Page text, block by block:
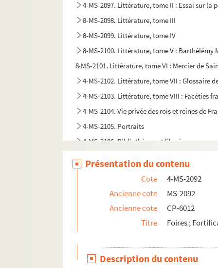
4-MS-2097. Littérature, tome II : Essai sur la
8-MS-2098. Littérature, tome III
8-MS-2099. Littérature, tome IV
8-MS-2100. Littérature, tome V :
8-MS-2101. Littérature, tome VI : Mercier de
4-MS-2102. Littérature, tome VII : Glossaire
4-MS-2103. Littérature, tome VIII : Facéties
4-MS-2104. Vie privée des rois et reines de
4-MS-2105. Portraits
4-MS-2106. Bibliothèque et libraires
4-MS-2113. Fiches de bibliographie sur
4-MS-2114. Fiches de bibliographie sur les
Présentation du contenu
Cote
4-MS-2092
Ancienne cote
MS-2092
Ancienne cote
CP-6012
Titre
Foires ;
Description du contenu